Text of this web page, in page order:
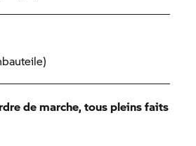
de marche, tous pleins faits